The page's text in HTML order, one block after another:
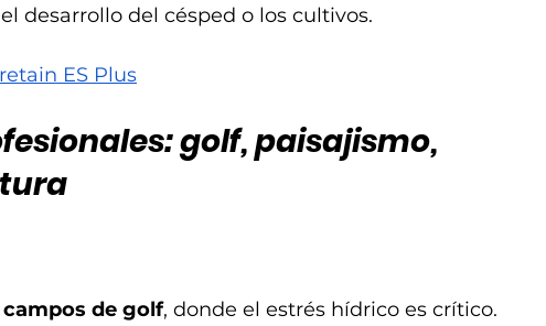
el desarrollo del césped o los cultivos.
ES Plus
golf, paisajismo,
de golf, donde el estrés hídrico es crítico.